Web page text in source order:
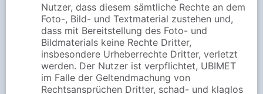
Nutzer, dass diesem sämtliche Rechte an dem
Foto-, Bild- und Textmaterial zustehen und,
dass mit Bereitstellung des Foto- und
Bildmaterials keine Rechte Dritter,
insbesondere Urheberrechte Dritter, verletzt
werden. Der Nutzer ist verpflichtet, UBIMET
im Falle der Geltendmachung von
Rechtsansprüchen Dritter, schad- und klaglos